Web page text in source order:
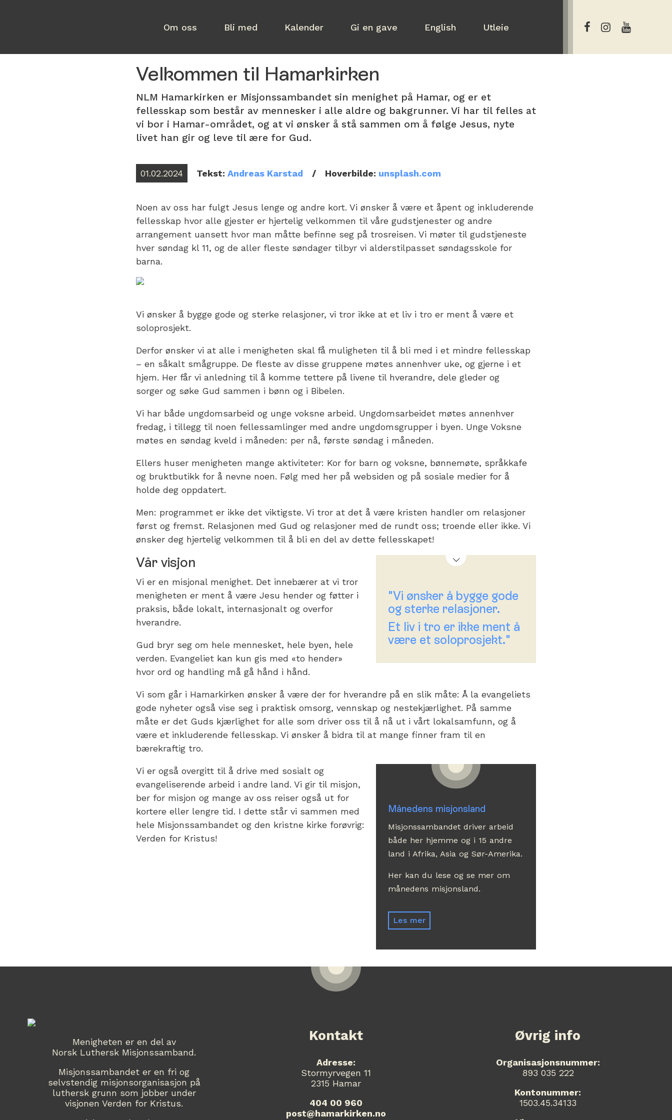
Om oss Bli med Kalender Gi en gave English Utleie
Velkommen til Hamarkirken
NLM Hamarkirken er Misjonssambandet sin menighet på Hamar, og er et
fellesskap som består av mennesker i alle aldre og bakgrunner. Vi har til felles at
vi bor i Hamar-området, og at vi ønsker å stå sammen om å følge Jesus, nyte
livet han gir og leve til ære for Gud.
01.02.2024 Tekst: Andreas Karstad / Hoverbilde: unsplash.com
Noen av oss har fulgt Jesus lenge og andre kort. Vi ønsker å være et åpent og inkluderende
fellesskap hvor alle gjester er hjertelig velkommen til våre gudstjenester og andre
arrangement uansett hvor man måtte befinne seg på trosreisen. Vi møter til gudstjeneste
hver søndag kl 11, og de aller fleste søndager tilbyr vi alderstilpasset søndagsskole for
barna.
Vi ønsker å bygge gode og sterke relasjoner, vi tror ikke at et liv i tro er ment å være et
soloprosjekt.
Derfor ønsker vi at alle i menigheten skal få muligheten til å bli med i et mindre fellesskap
– en såkalt smågruppe. De fleste av disse gruppene møtes annenhver uke, og gjerne i et
hjem. Her får vi anledning til å komme tettere på livene til hverandre, dele gleder og
sorger og søke Gud sammen i bønn og i Bibelen.
Vi har både ungdomsarbeid og unge voksne arbeid. Ungdomsarbeidet møtes annenhver
fredag, i tillegg til noen fellessamlinger med andre ungdomsgrupper i byen. Unge Voksne
møtes en søndag kveld i måneden: per nå, første søndag i måneden.
Ellers huser menigheten mange aktiviteter: Kor for barn og voksne, bønnemøte, språkkafe
og bruktbutikk for å nevne noen. Følg med her på websiden og på sosiale medier for å
holde deg oppdatert.
Men: programmet er ikke det viktigste. Vi tror at det å være kristen handler om relasjoner
først og fremst. Relasjonen med Gud og relasjoner med de rundt oss; troende eller ikke. Vi
ønsker deg hjertelig velkommen til å bli en del av dette fellesskapet!
"Vi ønsker å bygge gode
og sterke relasjoner.
Et liv i tro er ikke ment å
være et soloprosjekt."
Vår visjon
Vi er en misjonal menighet. Det innebærer at vi tror
menigheten er ment å være Jesu hender og føtter i
praksis, både lokalt, internasjonalt og overfor
hverandre.
Gud bryr seg om hele mennesket, hele byen, hele
verden. Evangeliet kan kun gis med «to hender»
hvor ord og handling må gå hånd i hånd.
Vi som går i Hamarkirken ønsker å være der for hverandre på en slik måte: Å la evangeliets
gode nyheter også vise seg i praktisk omsorg, vennskap og nestekjærlighet. På samme
måte er det Guds kjærlighet for alle som driver oss til å nå ut i vårt lokalsamfunn, og å
være et inkluderende fellesskap. Vi ønsker å bidra til at mange finner fram til en
bærekraftig tro.
Månedens misjonsland
Misjonssambandet driver arbeid
både her hjemme og i 15 andre
land i Afrika, Asia og Sør-Amerika.
Her kan du lese og se mer om
månedens misjonsland.
Les mer
Vi er også overgitt til å drive med sosialt og
evangeliserende arbeid i andre land. Vi gir til misjon,
ber for misjon og mange av oss reiser også ut for
kortere eller lengre tid. I dette står vi sammen med
hele Misjonssambandet og den kristne kirke forøvrig:
Verden for Kristus!
Menigheten er en del av
Norsk Luthersk Misjonssamband.
Misjonssambandet er en fri og
selvstendig misjonsorganisasjon på
luthersk grunn som jobber under
visjonen Verden for Kristus.
Kontakt
Adresse:
Stormyrvegen 11
2315 Hamar
404 00 960
post@hamarkirken.no
Øvrig info
Organisasjonsnummer:
893 035 222
Kontonummer:
1503.45.34133